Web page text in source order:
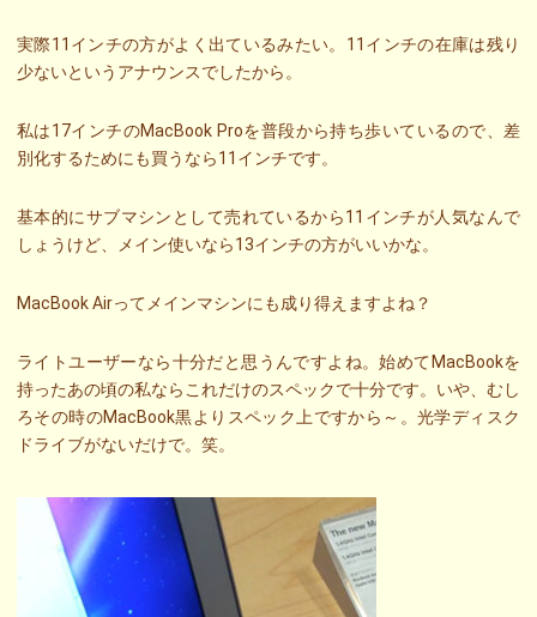
実際11インチの方がよく出ているみたい。11インチの在庫は残り
少ないというアナウンスでしたから。
私は17インチのMacBook Proを普段から持ち歩いているので、差
別化するためにも買うなら11インチです。
基本的にサブマシンとして売れているから11インチが人気なんで
しょうけど、メイン使いなら13インチの方がいいかな。
MacBook Airってメインマシンにも成り得えますよね？
ライトユーザーなら十分だと思うんですよね。始めてMacBookを
持ったあの頃の私ならこれだけのスペックで十分です。いや、むし
ろその時のMacBook黒よりスペック上ですから～。光学ディスク
ドライブがないだけで。笑。